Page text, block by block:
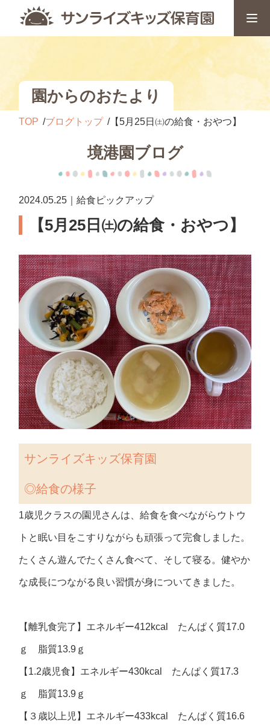
園からのおたより
TOP ブログトップ 【5月25日㈯の給食・おやつ】
境港園ブログ
2024.05.25｜給食ピックアップ
【5月25日㈯の給食・おやつ】
サンライズキッズ保育園
◎給食の様子
1歳児クラスの園児さんは、給食を食べながらウトウ
トと眠い目をこすりながらも頑張って完食しました。
たくさん遊んでたくさん食べて、そして寝る。健やか
な成長につながる良い習慣が身についてきました。
【離乳食完了】エネルギー412kcal たんぱく質17.0
ｇ 脂質13.9ｇ
【1.2歳児食】エネルギー430kcal たんぱく質17.3
ｇ 脂質13.9ｇ
【３歳以上児】エネルギー433kcal たんぱく質16.6